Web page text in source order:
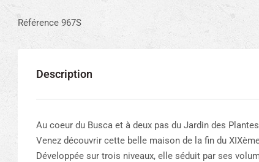
Référence 967S
Description
Au coeur du Busca et à deux pas du Jardin des
Venez découvrir cette belle maison de la fin du
Développée sur trois niveaux, elle séduit par ses